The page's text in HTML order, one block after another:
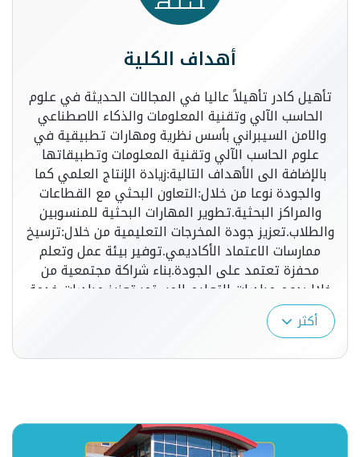
أهداف الكلية
تأهيل كادر تأهيلاً عاليا في المجالات الحديثة في علوم
الحاسب الآلي وتقنية المعلومات والذكاء الاصطناعي
والامن السيبراني بأسس نظرية ومهارات تطبيقية في
علوم الحاسب الآلي وتقنية المعلومات وتطبيقاتها
بالإضافة الى الأهداف التالية:زيادة الإنتاج العلمي كما
والجودة نوعا من خلال:التعاون البحثي مع القطاعات
والمراكز البحثية.تطوير المهارات البحثية للمنسوبين
والطلاب.تعزيز جودة المخرجات التعليمية من خلال:ترسيخ
ممارسات الاعتماد الأكاديمي.توفير بيئة عمل وتعلم
محفزة تعتمد على الجودة.بناء شراكة مجتمعية من
خلال:دعم مبادرات التعليم المستمر.تعزيز مبادرات خدمة
المجتمع.تعزيز الصورة الذهنية للكلية من خلال:الحضور
الإعلامي للكلية وإبراز إنجازاتهاتعزيز الانتماء
والتعلم على أفضل المعايير.تطوير الإجراءات والممارسات
من خبرات الطلاب المتميزين واشراكهم في العملية
التعليمة.
أكثر